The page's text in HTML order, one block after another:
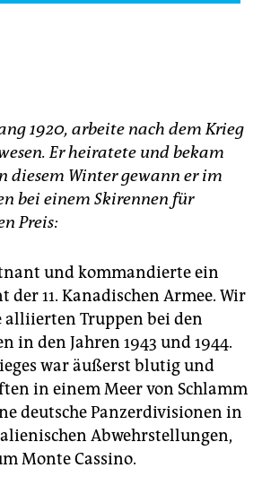
1920, arbeite nach dem Krieg
Er heiratete und bekam
diesem Winter gewann er im
bei einem Skirennen für
Preis:
und kommandierte ein
11. Kanadischen Armee. Wir
Truppen bei den
in den Jahren 1943 und 1944.
war äußerst blutig und
in einem Meer von Schlamm
deutsche Panzerdivisionen in
Abwehrstellungen,
Monte Cassino.